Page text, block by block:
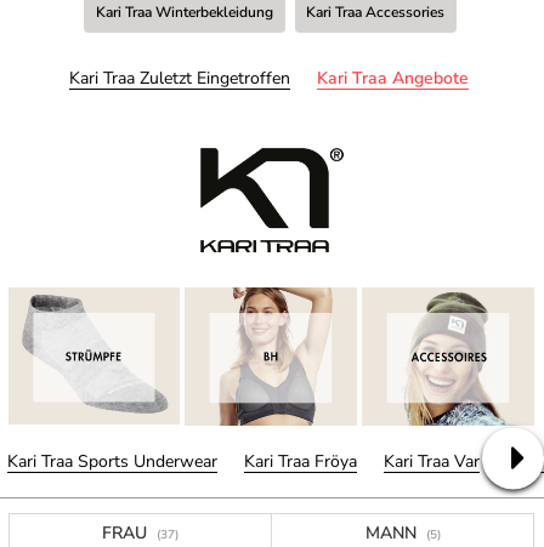
Kari Traa Winterbekleidung Kari Traa Accessories
Kari Traa Zuletzt Eingetroffen Kari Traa Angebote
Kari Traa Sports Underwear Kari Traa Fröya Kari Traa Var
FRAU (37) MANN (5)